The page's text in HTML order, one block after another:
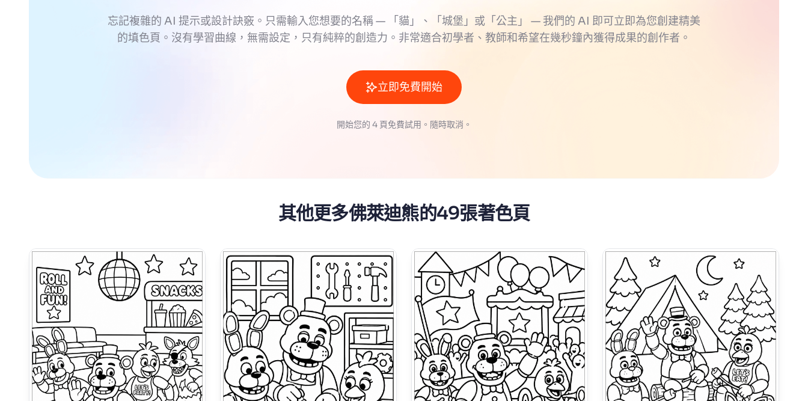
忘記複雜的 AI 提示或設計訣竅。只需輸入您想要的名稱 — 「貓」、「城堡」或「公主」 — 我們的 AI 即可立即為您創建精美
的填色頁。沒有學習曲線，無需設定，只有純粹的創造力。非常適合初學者、教師和希望在幾秒鐘內獲得成果的創作者。
立即免費開始
開始您的 4 頁免費試用。隨時取消。
其他更多佛萊迪熊的49張著色頁